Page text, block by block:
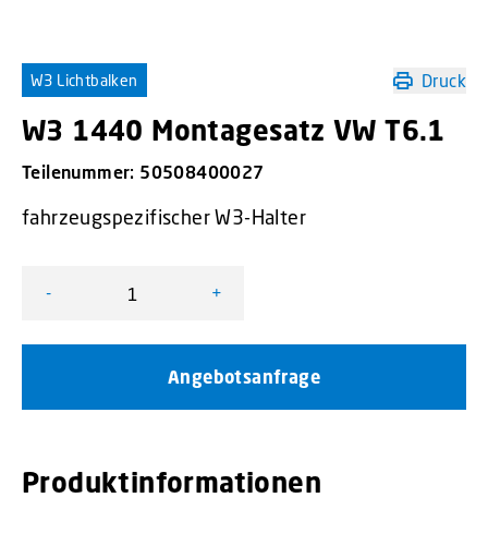
o
n
t
e
n
W3 Lichtbalken Druck
W3 1440 Montagesatz VW T6.1
Teilenummer: 50508400027
fahrzeugspezifischer W3-Halter
-
W3 1440 Montagesatz VW T6.1 Menge
+
Angebotsanfrage
Produktinformationen